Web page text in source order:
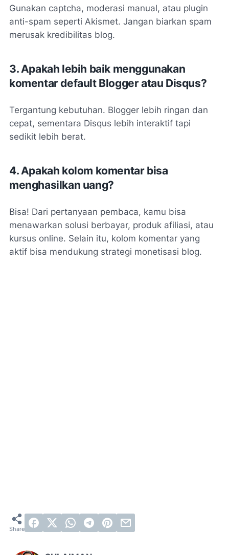
Gunakan captcha, moderasi manual, atau plugin
anti-spam seperti Akismet. Jangan biarkan spam
merusak kredibilitas blog.
3. Apakah lebih baik menggunakan
komentar default Blogger atau Disqus?
Tergantung kebutuhan. Blogger lebih ringan dan
cepat, sementara Disqus lebih interaktif tapi
sedikit lebih berat.
4. Apakah kolom komentar bisa
menghasilkan uang?
Bisa! Dari pertanyaan pembaca, kamu bisa
menawarkan solusi berbayar, produk afiliasi, atau
kursus online. Selain itu, kolom komentar yang
aktif bisa mendukung strategi monetisasi blog.